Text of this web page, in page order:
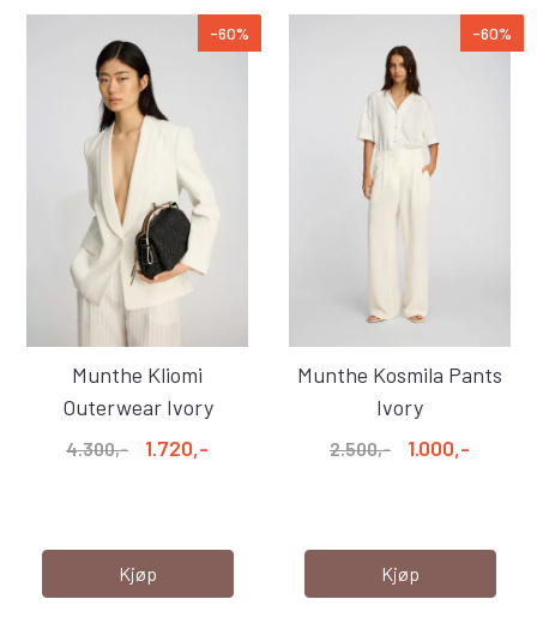
-60%
Munthe Kliomi
Outerwear Ivory
4.300,- 1.720,-
Kjøp
-60%
Munthe Kosmila Pants
Ivory
2.500,- 1.000,-
Kjøp